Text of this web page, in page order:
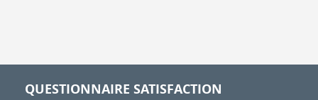
QUESTIONNAIRE SATISFACTION